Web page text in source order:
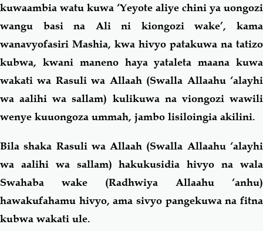
kuwaambia watu kuwa ‘Yeyote aliye chini ya uongozi
wangu basi na Ali ni kiongozi wake’, kama
wanavyofasiri Mashia, kwa hivyo patakuwa na tatizo
kubwa, kwani maneno haya yataleta maana kuwa
wakati wa Rasuli wa Allaah (Swalla Allaahu ‘alayhi
wa aalihi wa sallam) kulikuwa na viongozi wawili
wenye kuuongoza ummah, jambo lisiloingia akilini.
Bila shaka Rasuli wa Allaah (Swalla Allaahu ‘alayhi
wa aalihi wa sallam) hakukusidia hivyo na wala
Swahaba wake (Radhwiya Allaahu ‘anhu)
hawakufahamu hivyo, ama sivyo pangekuwa na fitna
kubwa wakati ule.